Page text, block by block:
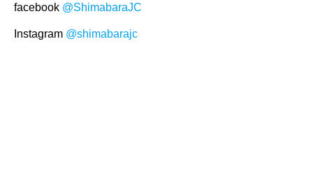
facebook @ShimabaraJC
Instagram @shimabarajc